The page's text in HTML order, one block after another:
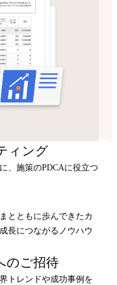
ィング
、施策のPDCAに役立つ
とともに歩んできたカ
長につながるノウハウ
のご招待
トレンドや成功事例を